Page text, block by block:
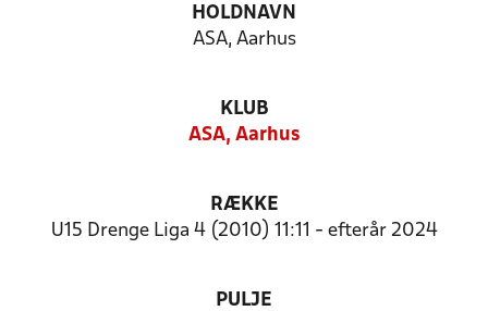
HOLDNAVN
ASA, Aarhus
KLUB
ASA, Aarhus
RÆKKE
U15 Drenge Liga 4 (2010) 11:11 - efterår 2024
PULJE